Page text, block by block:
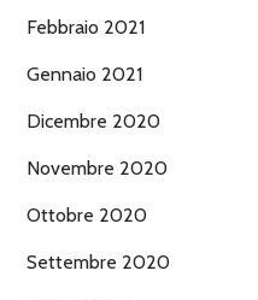
Febbraio 2021
Gennaio 2021
Dicembre 2020
Novembre 2020
Ottobre 2020
Settembre 2020